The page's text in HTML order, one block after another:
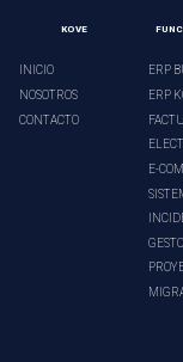
KOVE
INICIO
NOSOTROS
CONTACTO
ERP
ERP
E-